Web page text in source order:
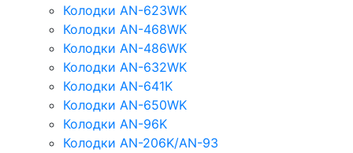
Колодки AN-623WK
Колодки AN-468WK
Колодки AN-486WK
Колодки AN-632WK
Колодки AN-641K
Колодки AN-650WK
Колодки AN-96K
Колодки AN-206K/AN-93